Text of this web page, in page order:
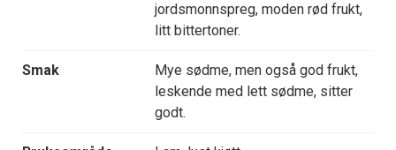
jordsmonnspreg, moden rød frukt,
litt bittertoner.
Smak
Mye sødme, men også god frukt,
leskende med lett sødme, sitter
godt.